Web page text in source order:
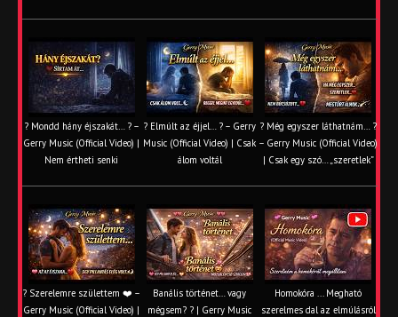
? Mondd hány éjszakát… ? –
Gerry Music (Official Video) |
Nem értheti senki
? Elmúlt az éjjel… ? – Gerry
Music (Official Video) | Csak
álom voltál
? Még egyszer láthatnám… ?
– Gerry Music (Official Video)
| Csak egy szó… „szeretlek”
? Szerelemre születtem ❤️ –
Gerry Music (Official Video) |
Banális történet… vagy
mégsem? ? | Gerry Music
Homokóra ... Megható
szerelmes dal az elmúlásról